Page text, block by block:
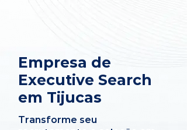
Empresa de
Executive Search
em Tijucas
Transforme seu